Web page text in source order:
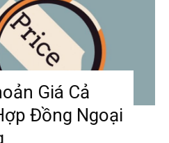
Giá Cả
Đồng Ngoại